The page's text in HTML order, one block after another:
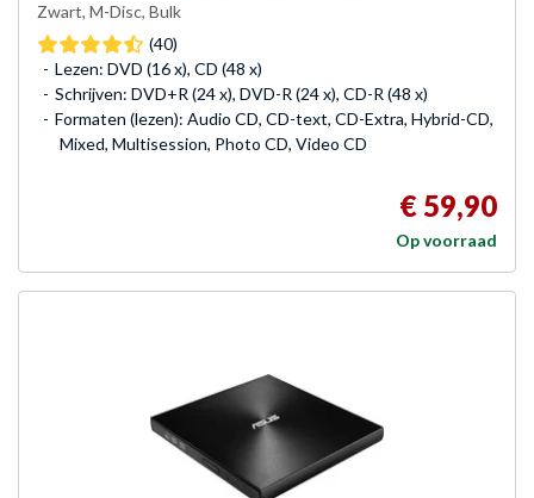
Zwart, M-Disc, Bulk
(40)
Lezen: DVD (16 x), CD (48 x)
Schrijven: DVD+R (24 x), DVD-R (24 x), CD-R (48 x)
Formaten (lezen): Audio CD, CD-text, CD-Extra, Hybrid-CD,
Mixed, Multisession, Photo CD, Video CD
€ 59,90
Op voorraad